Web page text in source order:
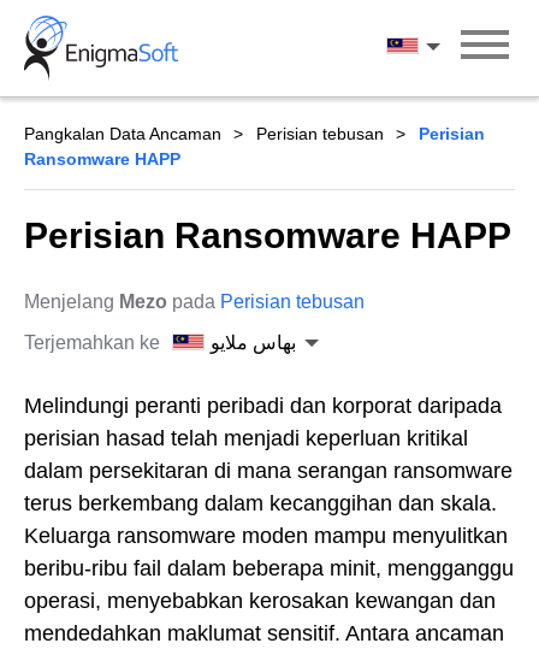
Skip
content
بهاس ملايو
Pangkalan Data Ancaman Perisian tebusan
Perisian
Ransomware HAPP
Perisian Ransomware HAPP
Menjelang Mezo pada Perisian tebusan
Terjemahkan ke
بهاس ملايو
Melindungi peranti peribadi dan korporat daripada
perisian hasad telah menjadi keperluan kritikal
dalam persekitaran di mana serangan ransomware
terus berkembang dalam kecanggihan dan skala.
Keluarga ransomware moden mampu menyulitkan
beribu-ribu fail dalam beberapa minit, mengganggu
operasi, menyebabkan kerosakan kewangan dan
mendedahkan maklumat sensitif. Antara ancaman